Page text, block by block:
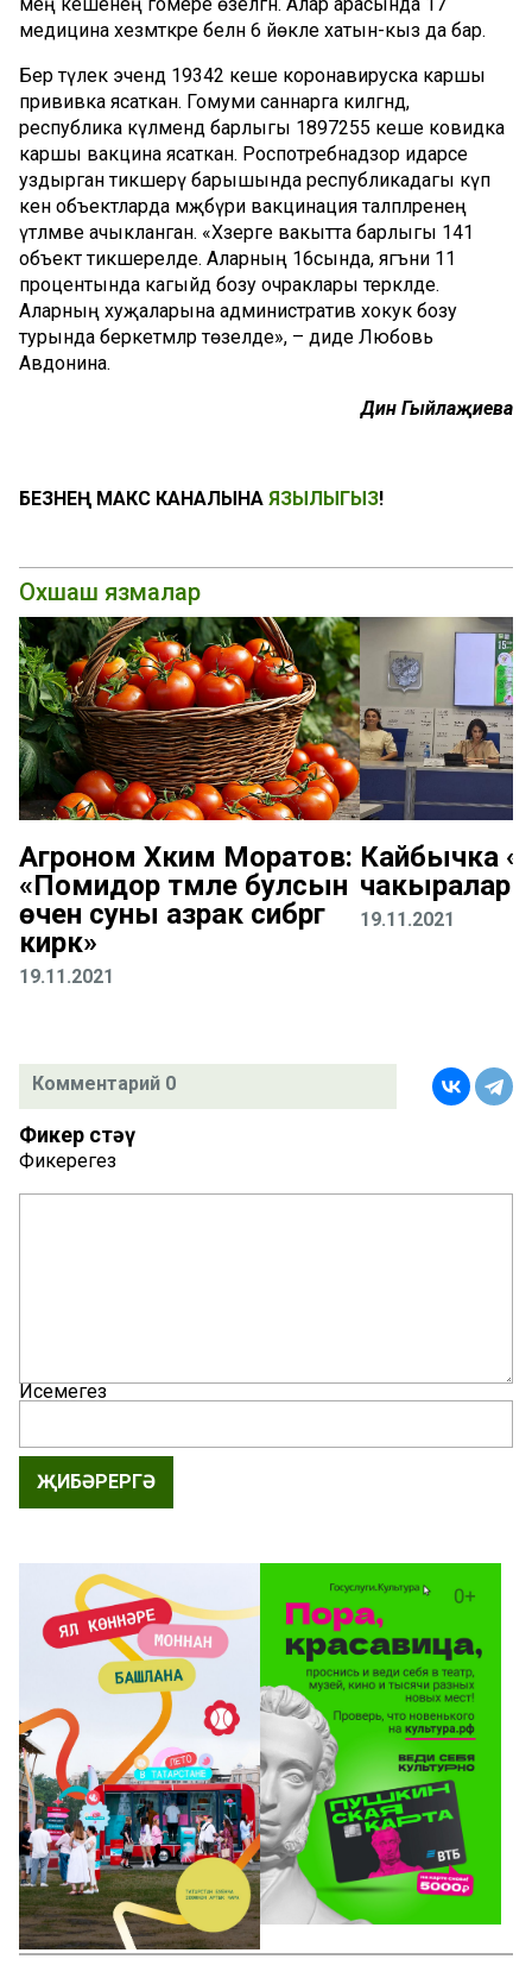
медицина хезмәткәре белән 6 йөкле хатын-кыз да бар.
Бер тәүлек эчендә 19342 кеше коронавируска каршы
прививка ясаткан. Гомуми саннарга килгәндә,
республика күләмендә барлыгы 1897255 кеше ковидка
каршы вакцина ясаткан. Роспотребнадзор идарәсе
уздырган тикшерү барышында республикадагы күп
кенә объектларда мәҗбүри вакцинация таләпләренең
үтәлмәве ачыкланган. «Хәзерге вакытта барлыгы 141
объект тикшерелде. Аларның 16сында, ягъни 11
процентында кагыйдә бозу очраклары теркәлде.
Аларның хуҗаларына административ хокук бозу
турында беркетмәләр төзелде», – диде Любовь
Авдонина.
Динә Гыйлаҗиева
БЕЗНЕҢ МАКС КАНАЛЫНА ЯЗЫЛЫГЫЗ!
Охшаш язмалар
Агроном Хәким Моратов:
«Помидор тәмле булсын
өчен суны азрак сибәргә
кирәк»
19.11.2021
Кайбычка
чакыралар
19.11.2021
Комментарий 0
Фикер өстәү
Фикерегез
Исемегез
ҖИБӘРЕРГӘ